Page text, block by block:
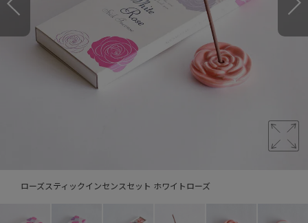
ローズスティックインセンスセット ホワイトローズ